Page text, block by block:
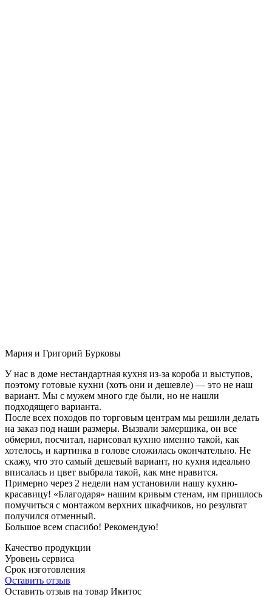
Мария и Григорий Бурковы
У нас в доме нестандартная кухня из-за короба и выступов,
поэтому готовые кухни (хоть они и дешевле) — это не наш
вариант. Мы с мужем много где были, но не нашли
подходящего варианта.
После всех походов по торговым центрам мы решили делать
на заказ под наши размеры. Вызвали замерщика, он все
обмерил, посчитал, нарисовал кухню именно такой, как
хотелось, и картинка в голове сложилась окончательно. Не
скажу, что это самый дешевый вариант, но кухня идеально
вписалась и цвет выбрала такой, как мне нравится.
Примерно через 2 недели нам установили нашу кухню-
красавицу! «Благодаря» нашим кривым стенам, им пришлось
помучиться с монтажом верхних шкафчиков, но результат
получился отменный.
Большое всем спасибо! Рекомендую!
Качество продукции
Уровень сервиса
Срок изготовления
Оставить отзыв
Оставить отзыв на товар Икитос